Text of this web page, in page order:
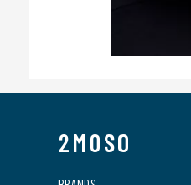
2MOSO